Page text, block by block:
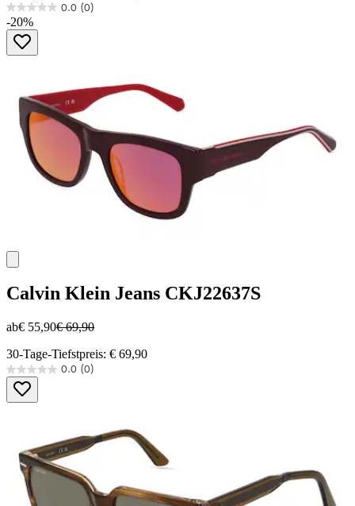
0.0 (0)
0.0
von
Sternen.
-20%
Calvin Klein Jeans CKJ22637S
ab€ 55,90€ 69,90
30-Tage-Tiefstpreis: € 69,90
0.0 (0)
0.0
von
5